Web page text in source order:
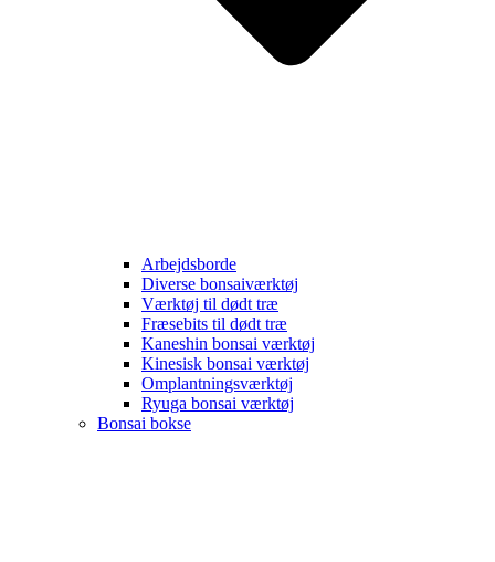
Arbejdsborde
Diverse bonsaiværktøj
Værktøj til dødt træ
Fræsebits til dødt træ
Kaneshin bonsai værktøj
Kinesisk bonsai værktøj
Omplantningsværktøj
Ryuga bonsai værktøj
Bonsai bokse